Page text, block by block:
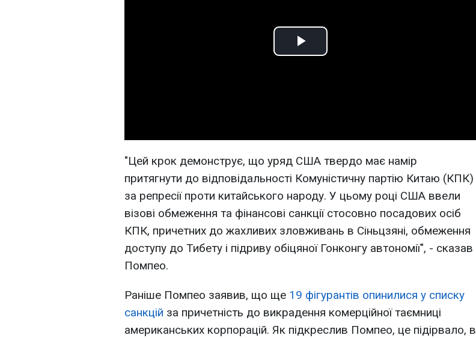
Play
"Цей крок демонструє, що уряд США твердо має намір
притягнути до відповідальності Комуністичну партію Китаю (КПК)
за репресії проти китайського народу. У цьому році США ввели
візові обмеження та фінансові санкції стосовно посадових осіб
КПК, причетних до жахливих зловживань в Сіньцзяні, обмеження
доступу до Тибету і підриву обіцяної Гонконгу автономії", - сказав
Помпео.
Раніше Помпео заявив, що ще 19 фігурантів опинилися у списку
санкцій за причетність до викрадення комерційної таємниці
американських корпорацій. Як підкреслив Помпео, це підірвало, в